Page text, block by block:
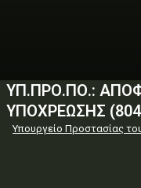
ΥΠ.ΠΡΟ.ΠΟ.:
ΥΠΟΧΡΕΩΣΗΣ
Υπουργείο Προστασίας